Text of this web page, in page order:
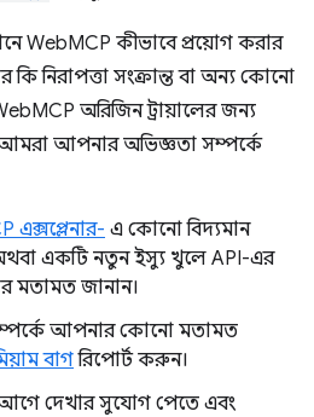
WebMCP কীভাবে প্রয়োগ করার
নিরাপত্তা সংক্রান্ত বা অন্য কোনো
অরিজিন ট্রায়ালের জন্য
আপনার অভিজ্ঞতা সম্পর্কে
এ কোনো বিদ্যমান
একটি নতুন ইস্যু খুলে API-এর
মতামত জানান।
আপনার কোনো মতামত
বাগরিপোর্ট করুন।
দেখার সুযোগ পেতে এবং